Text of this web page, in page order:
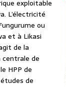
exploitable
L’électricité
ou
et à Likasi
de la
centrale de
HPP de
de